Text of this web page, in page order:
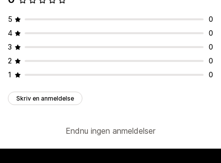
5
0
4
0
3
0
2
0
1
0
Skriv en anmeldelse
Endnu ingen anmeldelser